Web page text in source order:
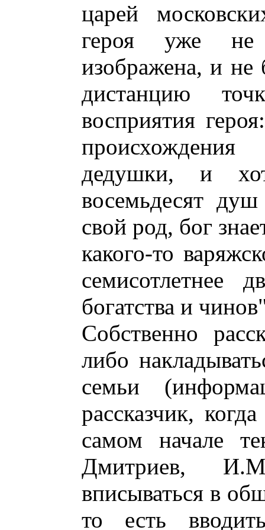
царей
героя уже не
изображена, и
дистанцию
восприятия
дедушки, и
восемьдесят
свой род, бог
какого-то
семисотлетнее
богатства и
Собственно
либо
семьи
рассказчик,
самом начале
Дмитриев,
вписываться в
то есть